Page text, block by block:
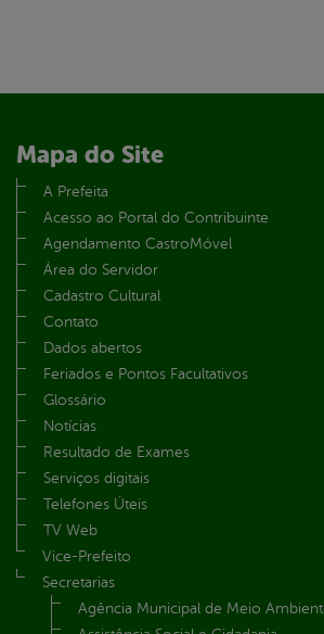
Mapa do Site
A Prefeita
Acesso ao Portal do Contribuinte
Agendamento CastroMóvel
Área do Servidor
Cadastro Cultural
Contato
Dados abertos
Feriados e Pontos Facultativos
Glossário
Notícias
Resultado de Exames
Serviços digitais
Telefones Úteis
TV Web
Vice-Prefeito
Secretarias
Agência Municipal de Meio